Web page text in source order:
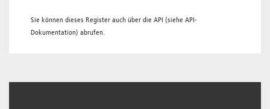
Sie können dieses Register auch über die API (siehe API-
Dokumentation) abrufen.